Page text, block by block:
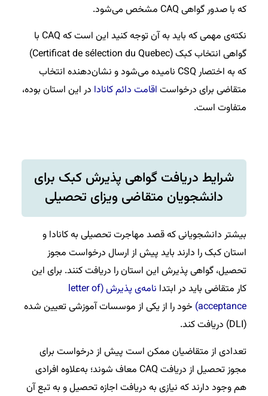
که با صدور گواهی CAQ مشخص می‌شود.
نکته‌ی مهمی که باید به آن توجه کنید این است که CAQ با
گواهی انتخاب کبک (Certificat de sélection du Quebec)
که به اختصار CSQ نامیده می‌شود و نشان‌دهنده انتخاب
متقاضی برای درخواست اقامت دائم کانادا در این استان بوده،
متفاوت است.
شرایط دریافت گواهی پذیرش کبک برای
دانشجویان متقاضی ویزای تحصیلی
بیشتر دانشجویانی که قصد مهاجرت تحصیلی به کانادا و
استان کبک را دارند باید پیش از ارسال درخواست مجوز
تحصیل، گواهی پذیرش این استان را دریافت کنند. برای این
کار متقاضی باید در ابتدا
نامه‌ی پذیرش (letter of
acceptance) خود را از یکی از موسسات آموزشی تعیین شده
(DLI) دریافت کند.
تعدادی از متقاضیان ممکن است پیش از درخواست برای
مجوز تحصیل از دریافت CAQ معاف شوند؛ به‌علاوه افرادی
هم وجود دارند که نیازی به دریافت اجازه تحصیل و به تبع آن